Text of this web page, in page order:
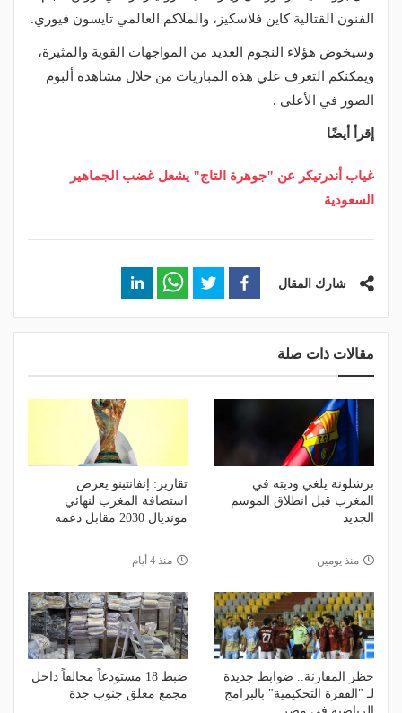
الفنون القتالية كاين فلاسكيز، والملاكم العالمي تايسون فيوري.
وسيخوض هؤلاء النجوم العديد من المواجهات القوية والمثيرة،
ويمكنكم التعرف علي هذه المباريات من خلال مشاهدة ألبوم
الصور في الأعلى .
إقرأ أيضًا
غياب أندرتيكر عن "جوهرة التاج" يشعل غضب الجماهير
السعودية
شارك المقال
مقالات ذات صلة
برشلونة يلغي وديته في
المغرب قبل انطلاق الموسم
الجديد
منذ يومين
تقارير: إنفانتينو يعرض
استضافة المغرب لنهائي
مونديال 2030 مقابل دعمه
منذ 4 أيام
حظر المقارنة.. ضوابط جديدة
لـ "الفقرة التحكيمية" بالبرامج
ضبط 18 مستودعاً مخالفاً داخل
مجمع مغلق جنوب جدة